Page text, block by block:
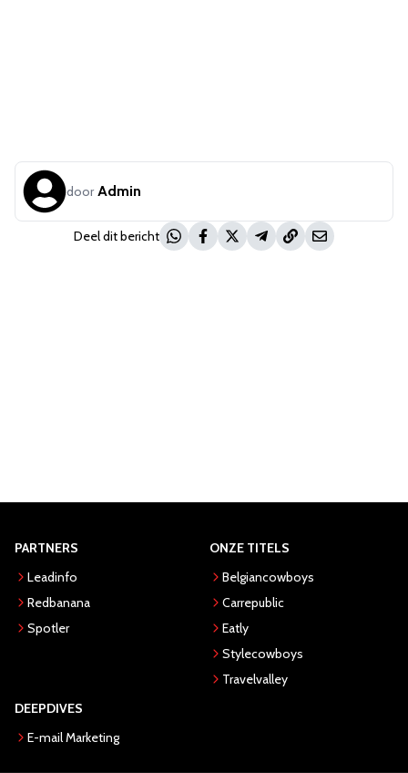
door Admin
Deel dit bericht
PARTNERS
Leadinfo
Redbanana
Spotler
ONZE TITELS
Belgiancowboys
Carrepublic
Eatly
Stylecowboys
Travelvalley
DEEPDIVES
E-mail Marketing